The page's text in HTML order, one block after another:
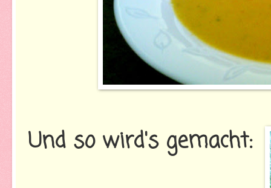
Und so wird's gemacht: